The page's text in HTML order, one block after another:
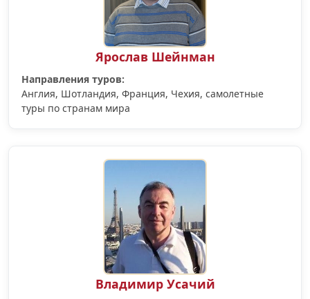
Ярослав Шейнман
Направления туров:
Англия, Шотландия, Франция, Чехия, самолетные
туры по странам мира
Владимир Усачий